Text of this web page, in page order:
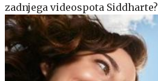
zadnjega videospota Siddharte?